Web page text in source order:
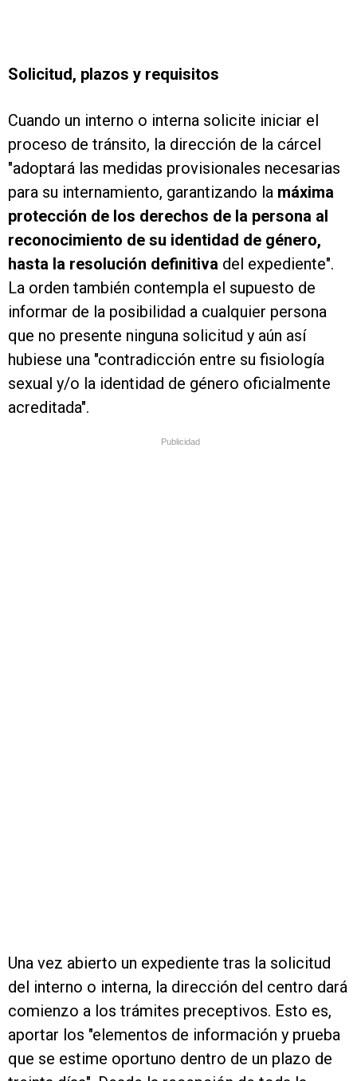
Solicitud, plazos y requisitos
Cuando un interno o interna solicite iniciar el
proceso de tránsito, la dirección de la cárcel
"adoptará las medidas provisionales necesarias
para su internamiento, garantizando la máxima
protección de los derechos de la persona al
reconocimiento de su identidad de género,
hasta la resolución definitiva del expediente".
La orden también contempla el supuesto de
informar de la posibilidad a cualquier persona
que no presente ninguna solicitud y aún así
hubiese una "contradicción entre su fisiología
sexual y/o la identidad de género oficialmente
acreditada".
Publicidad
Una vez abierto un expediente tras la solicitud
del interno o interna, la dirección del centro dará
comienzo a los trámites preceptivos. Esto es,
aportar los "elementos de información y prueba
que se estime oportuno dentro de un plazo de